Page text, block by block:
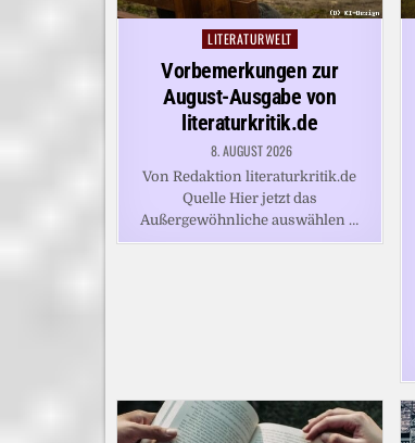
Posted
LITERATURWELT
Vorbemerkungen zur
August-Ausgabe von
literaturkritik.de
8. AUGUST 2026
Von Redaktion literaturkritik.de
Quelle Hier jetzt das
Außergewöhnliche auswählen …